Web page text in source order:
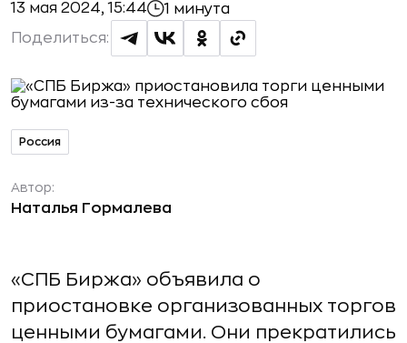
13 мая 2024, 15:44 1 минута
Поделиться:
Россия
Автор:
Наталья Гормалева
«СПБ Биржа» объявила о
приостановке организованных торгов
ценными бумагами. Они прекратились